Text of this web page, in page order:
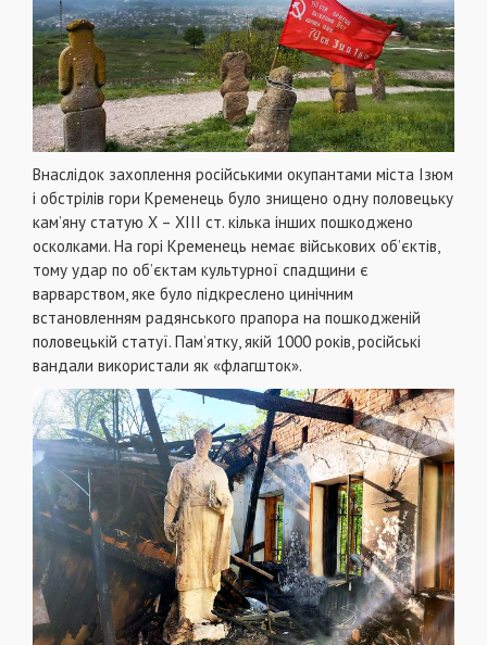
Внаслідок захоплення російськими окупантами міста Ізюм
і обстрілів гори Кременець було знищено одну половецьку
кам’яну статую Х – ХІІІ ст. кілька інших пошкоджено
осколками. На горі Кременець немає військових об’єктів,
тому удар по об’єктам культурної спадщини є
варварством, яке було підкреслено цинічним
встановленням радянського прапора на пошкодженій
половецькій статуї. Пам’ятку, якій 1000 років, російські
вандали використали як «флагшток».